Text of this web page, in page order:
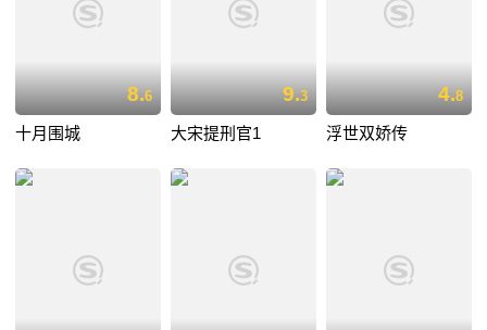
8.6
十月围城
9.3
大宋提刑官1
4.8
浮世双娇传